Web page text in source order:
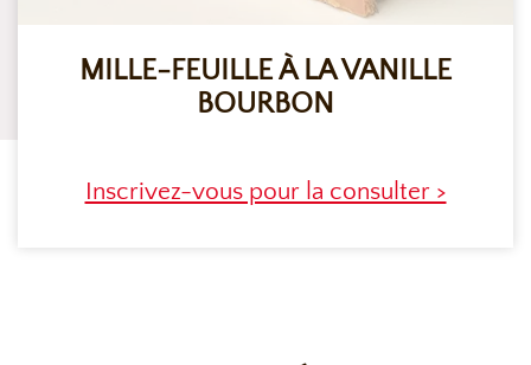
MILLE-FEUILLE À LA VANILLE
BOURBON
Inscrivez-vous pour la consulter >